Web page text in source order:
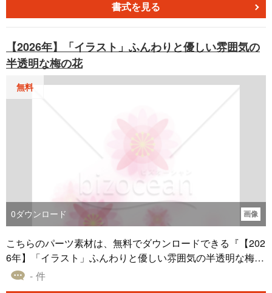
ンロードすることができます。PNG形式のファイルなの
てご利用ください。
書式を見る
【2026年】「イラスト」ふんわりと優しい雰囲気の
半透明な梅の花
無料
0ダウンロード 画像
こちらのパーツ素材は、無料でダウンロードできる『【202
6年】「イラスト」ふんわりと優しい雰囲気の半透明な梅の
花』です。 ■デザイン ・新春の訪れを感じさせる、梅の花
- 件